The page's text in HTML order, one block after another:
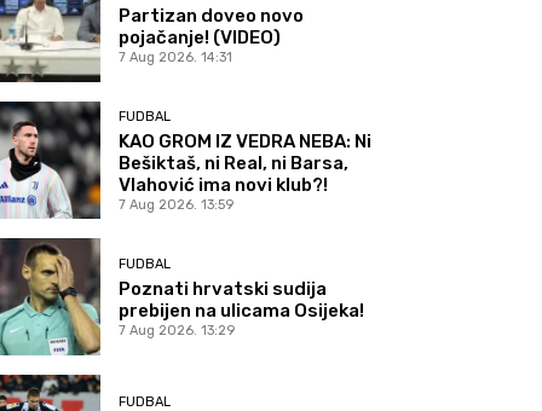
Partizan doveo novo
pojačanje! (VIDEO)
7 Aug 2026. 14:31
FUDBAL
KAO GROM IZ VEDRA NEBA: Ni
Bešiktaš, ni Real, ni Barsa,
Vlahović ima novi klub?!
7 Aug 2026. 13:59
FUDBAL
Poznati hrvatski sudija
prebijen na ulicama Osijeka!
7 Aug 2026. 13:29
FUDBAL